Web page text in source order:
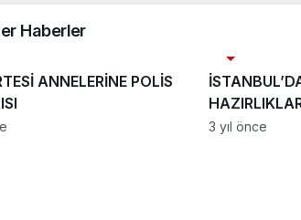
Haberler
ANNELERİNE POLİS
3 yıl önce